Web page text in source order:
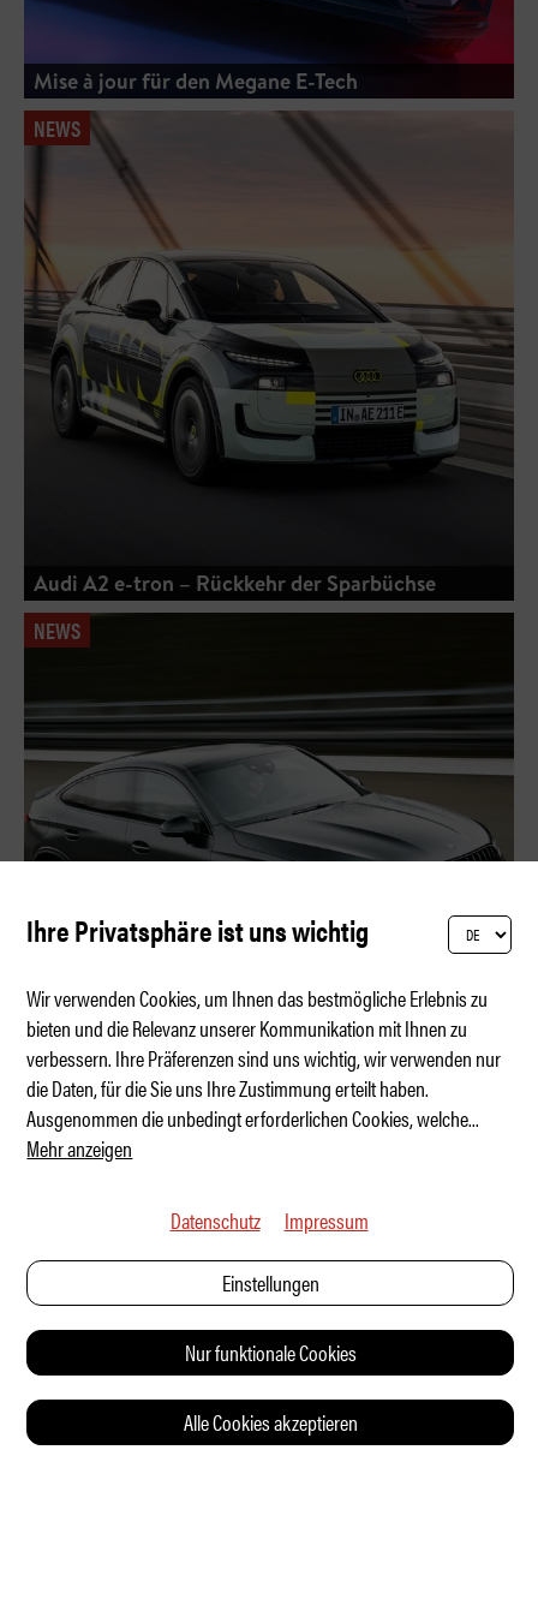
Mise à jour für den Megane E-Tech
NEWS
Audi A2 e-tron – Rückkehr der Sparbüchse
NEWS
Tschüss Vierzylinder
Ihre Privatsphäre ist uns wichtig
Wir verwenden Cookies, um Ihnen das bestmögliche Erlebnis zu
bieten und die Relevanz unserer Kommunikation mit Ihnen zu
verbessern. Ihre Präferenzen sind uns wichtig, wir verwenden nur
die Daten, für die Sie uns Ihre Zustimmung erteilt haben.
Ausgenommen die unbedingt erforderlichen Cookies, welche...
Mehr anzeigen
Datenschutz Impressum
Einstellungen
Nur funktionale Cookies
Alle Cookies akzeptieren